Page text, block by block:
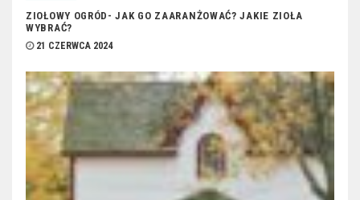
ZIOŁOWY OGRÓD- JAK GO ZAARANŻOWAĆ? JAKIE ZIOŁA
WYBRAĆ?
21 CZERWCA 2024